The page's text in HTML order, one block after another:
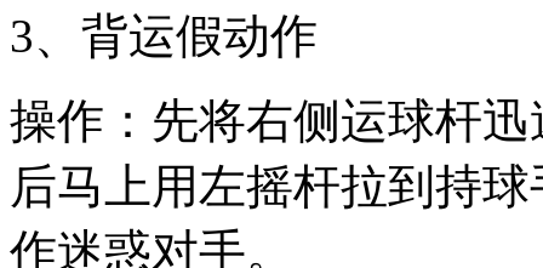
3、背运假动作
操作：先将右侧运球杆
后马上用左摇杆拉到持
作迷惑对手。